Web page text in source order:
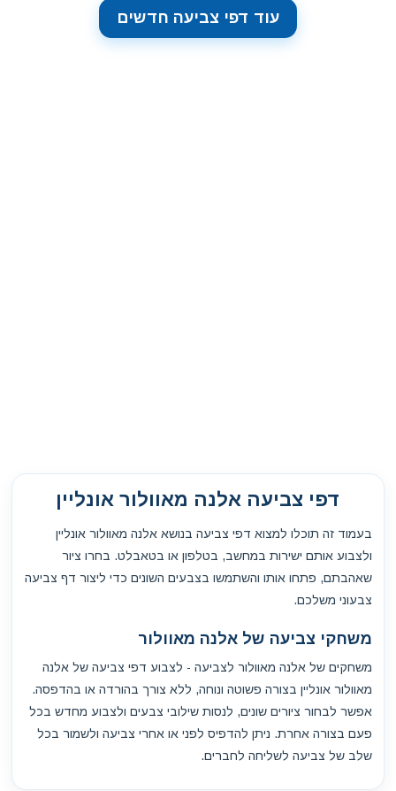
עוד דפי צביעה חדשים
דפי צביעה אלנה מאוולור אונליין
בעמוד זה תוכלו למצוא דפי צביעה בנושא אלנה מאוולור אונליין
ולצבוע אותם ישירות במחשב, בטלפון או בטאבלט. בחרו ציור
שאהבתם, פתחו אותו והשתמשו בצבעים השונים כדי ליצור דף צביעה
צבעוני משלכם.
משחקי צביעה של אלנה מאוולור
משחקים של אלנה מאוולור לצביעה - לצבוע דפי צביעה של אלנה
מאוולור אונליין בצורה פשוטה ונוחה, ללא צורך בהורדה או בהדפסה.
אפשר לבחור ציורים שונים, לנסות שילובי צבעים ולצבוע מחדש בכל
פעם בצורה אחרת. ניתן להדפיס לפני או אחרי צביעה ולשמור בכל
שלב של צביעה לשליחה לחברים.